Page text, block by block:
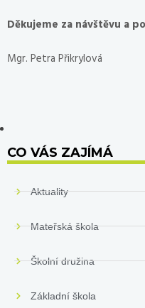
Děkujeme za návštěvu a
Mgr. Petra Přikrylová
CO VÁS ZAJÍMÁ
Aktuality
Mateřská škola
Školní družina
Základní škola